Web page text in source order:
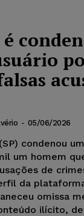
- 05/06/2026
condenou
um homem
de
da
omissa
ilícito,